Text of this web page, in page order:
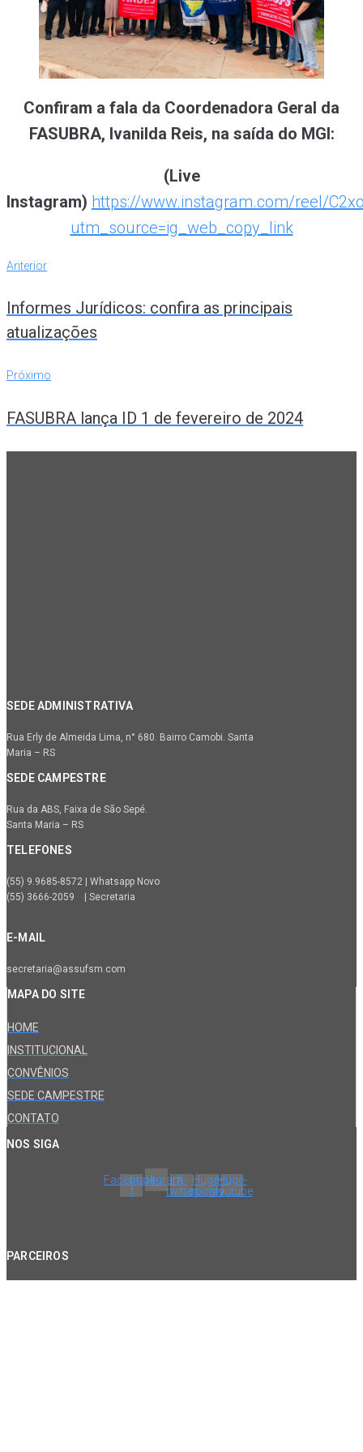
Confiram a fala da Coordenadora Geral da
FASUBRA, Ivanilda Reis, na saída do MGI:
(Live
Instagram) https://www.instagram.com/reel/
utm_source=ig_web_copy_link
Navegação
de
Post
Anterior
Anterior
Informes Jurídicos: confira as principais
atualizações
Próximo
Próximo
FASUBRA lança ID 1 de fevereiro de 2024
SEDE ADMINISTRATIVA
Rua Erly de Almeida Lima, n° 680. Bairro Camobi. Santa
Maria – RS
SEDE CAMPESTRE
Rua da ABS, Faixa de São Sepé.
Santa Maria – RS
TELEFONES
(55) 9.9685-8572 | Whatsapp Novo
(55) 3666-2059 | Secretaria
E-MAIL
secretaria@assufsm.com
MAPA DO SITE
HOME
INSTITUCIONAL
CONVÊNIOS
SEDE CAMPESTRE
CONTATO
NOS SIGA
Facebook-
f
InstagramX-
twitter
Huge-
spotify
Huge-
youtube
PARCEIROS